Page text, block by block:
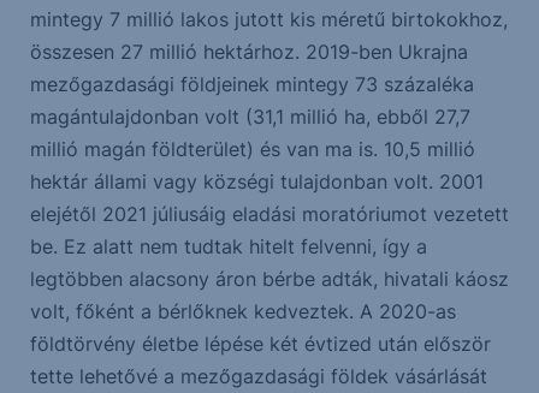
mintegy 7 millió lakos jutott kis méretű birtokokhoz,
összesen 27 millió hektárhoz. 2019-ben Ukrajna
mezőgazdasági földjeinek mintegy 73 százaléka
magántulajdonban volt (31,1 millió ha, ebből 27,7
millió magán földterület) és van ma is. 10,5 millió
hektár állami vagy községi tulajdonban volt. 2001
elejétől 2021 júliusáig eladási moratóriumot vezetett
be. Ez alatt nem tudtak hitelt felvenni, így a
legtöbben alacsony áron bérbe adták, hivatali káosz
volt, főként a bérlőknek kedveztek. A 2020-as
földtörvény életbe lépése két évtized után először
tette lehetővé a mezőgazdasági földek vásárlását